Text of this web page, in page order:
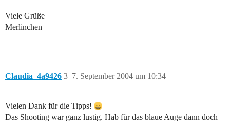
Viele Grüße
Merlinchen
Claudia_4a9426 7. September 2004 um 10:34
3
Vielen Dank für die Tipps!
Das Shooting war ganz lustig. Hab für das blaue Auge dann doch